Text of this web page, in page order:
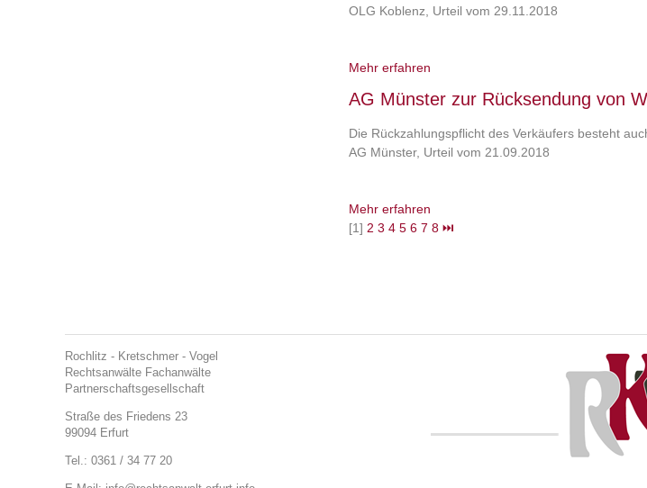
OLG Koblenz, Urteil vom 29.11.2018
Mehr erfahren
AG Münster zur Rücksendung von
Die Rückzahlungspflicht des Verkäufers besteht
AG Münster, Urteil vom 21.09.2018
Mehr erfahren
[1] 2 3 4 5 6 7 8 ⏭
Rochlitz - Kretschmer - Vogel
Rechtsanwälte Fachanwälte
Partnerschaftsgesellschaft
Straße des Friedens 23
99094 Erfurt
Tel.: 0361 / 34 77 20